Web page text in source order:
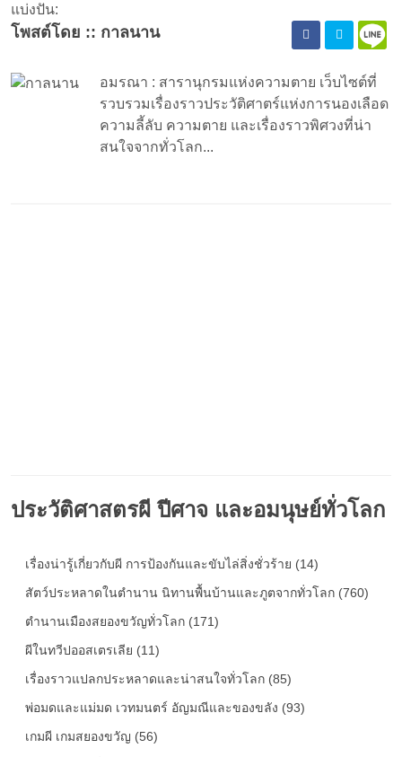
แบ่งปัน:
โพสต์โดย :: กาลนาน
อมรณา : สารานุกรมแห่งความตาย เว็บไซต์ที่
รวบรวมเรื่องราวประวัติศาตร์แห่งการนองเลือด
ความลี้ลับ ความตาย และเรื่องราวพิศวงที่น่า
สนใจจากทั่วโลก...
ประวัติศาสตรผี ปีศาจ และอมนุษย์ทั่วโลก
เรื่องน่ารู้เกี่ยวกับผี การป้องกันและขับไล่สิ่งชั่วร้าย (14)
สัตว์ประหลาดในตำนาน นิทานพื้นบ้านและภูตจากทั่วโลก (760)
ตำนานเมืองสยองขวัญทั่วโลก (171)
ผีในทวีปออสเตรเลีย (11)
เรื่องราวแปลกประหลาดและน่าสนใจทั่วโลก (85)
พ่อมดและแม่มด เวทมนตร์ อัญมณีและของขลัง (93)
เกมผี เกมสยองขวัญ (56)